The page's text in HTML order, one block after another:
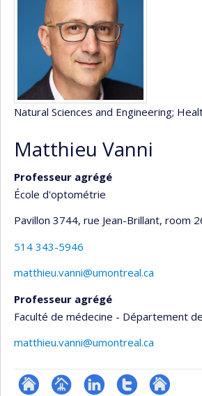
Natural Sciences and Engineering;
Matthieu Vanni
Professeur agrégé
École d'optométrie
Pavillon 3744, rue Jean-Brillant, room
514 343-5946
matthieu.vanni@umontreal.ca
Professeur agrégé
Faculté de médecine - Département
matthieu.vanni@umontreal.ca